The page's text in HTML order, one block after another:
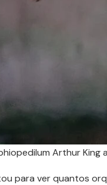
Arthur King
para ver quantos